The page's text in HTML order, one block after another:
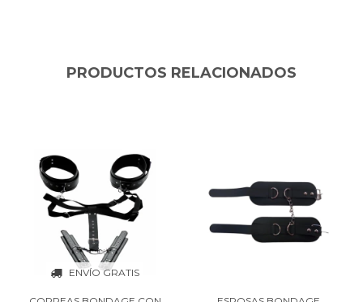
PRODUCTOS RELACIONADOS
ENVÍO GRATIS